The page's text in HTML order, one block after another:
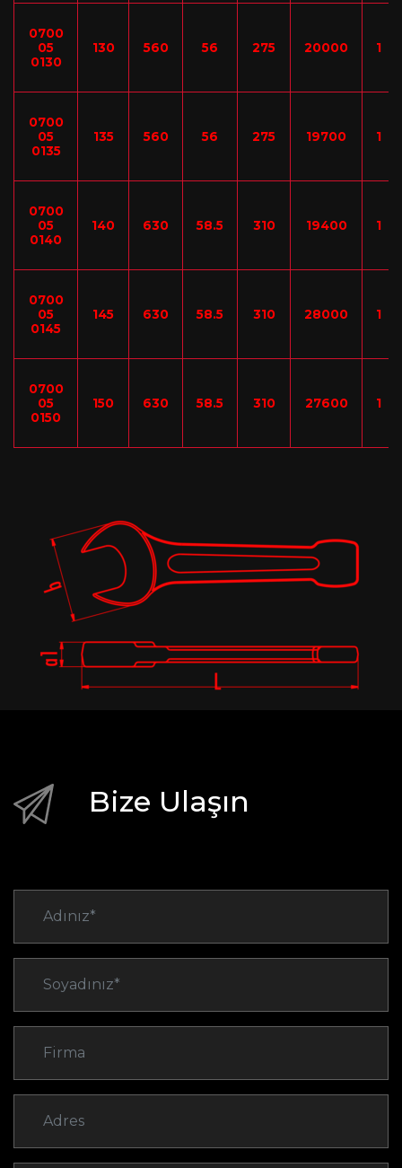
0700
05
0130
130 560 56 275 20000 1
0700
05
0135
135 560 56 275 19700 1
0700
05
0140
140 630 58.5 310 19400 1
0700
05
0145
145 630 58.5 310 28000 1
0700
05
0150
150 630 58.5 310 27600 1
Bize Ulaşın